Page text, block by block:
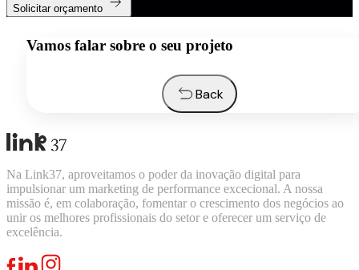
Solicitar orçamento
Vamos falar sobre o seu projeto
Back
Na Link37, aproveitamos o poder da inovação digital para
impulsionar um marketing de performance excecional. A nossa
missão é, em colaboração, fomentar o crescimento dos negócios ao
unir os melhores profissionais do setor e oferecer um serviço de
excelência.